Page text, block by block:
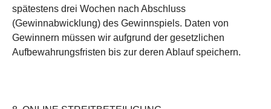
spätestens drei Wochen nach Abschluss
(Gewinnabwicklung) des Gewinnspiels. Daten von
Gewinnern müssen wir aufgrund der gesetzlichen
Aufbewahrungsfristen bis zur deren Ablauf speichern.